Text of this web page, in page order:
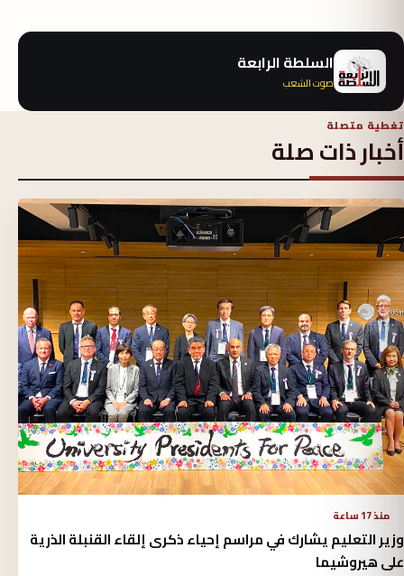
السلطة الرابعة
صوت الشعب
تغطية متصلة
أخبار ذات صلة
منذ 17 ساعة
وزير التعليم يشارك في مراسم إحياء ذكرى إلقاء القنبلة الذرية
على هيروشيما